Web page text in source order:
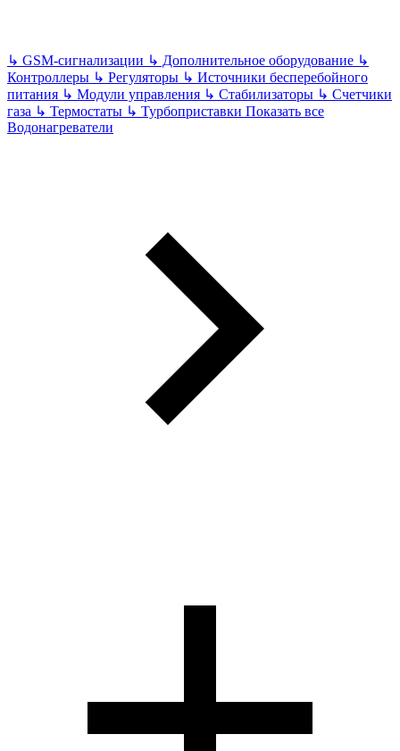
↳ GSM-сигнализации ↳ Дополнительное оборудование ↳
Контроллеры ↳ Регуляторы ↳ Источники бесперебойного
питания ↳ Модули управления ↳ Стабилизаторы ↳ Счетчики
газа ↳ Термостаты ↳ Турбоприставки Показать все
Водонагреватели